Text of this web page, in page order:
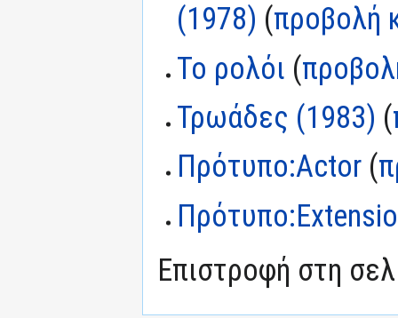
(1978) (προβολή
Το ρολόι (
Τρωάδες (1983) (
Πρότυπο:Actor (
Επιστροφή στη